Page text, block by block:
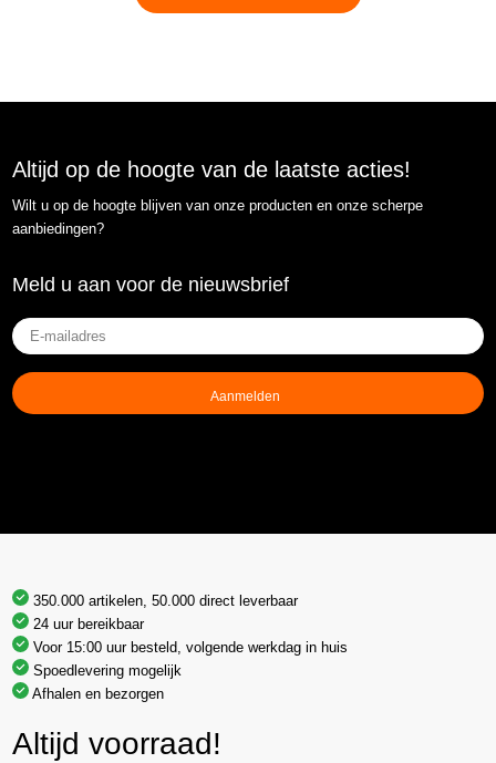
Altijd op de hoogte van de laatste acties!
Wilt u op de hoogte blijven van onze producten en onze scherpe
aanbiedingen?
Meld u aan voor de nieuwsbrief
E-
mailadres
(Vereist)
350.000 artikelen, 50.000 direct leverbaar
24 uur bereikbaar
Voor 15:00 uur besteld, volgende werkdag in huis
Spoedlevering mogelijk
Afhalen en bezorgen
Altijd voorraad!